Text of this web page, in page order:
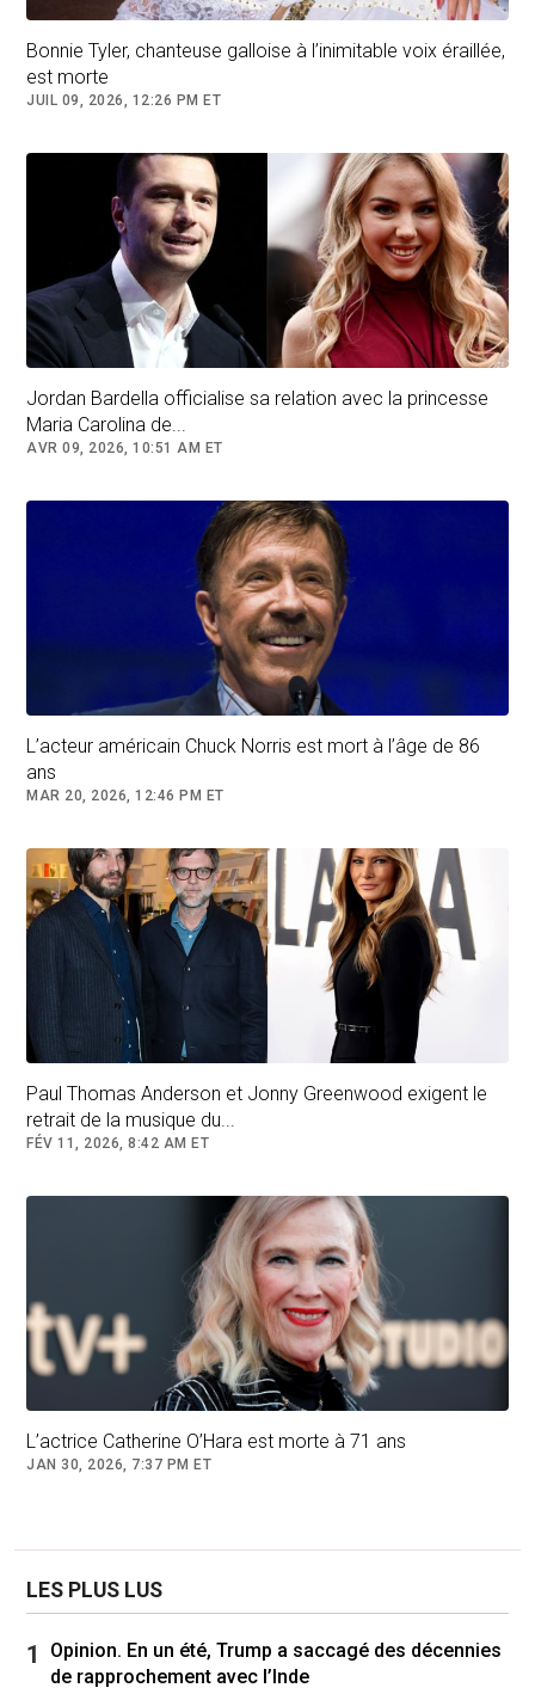
Avec AFP
Follow Celebrites
Bonnie Tyler, chanteuse galloise à l’inimitable voix éraillée,
est morte
JUIL 09, 2026, 12:26 PM ET
Jordan Bardella officialise sa relation avec la princesse
Maria Carolina de...
AVR 09, 2026, 10:51 AM ET
L’acteur américain Chuck Norris est mort à l’âge de 86
ans
MAR 20, 2026, 12:46 PM ET
Paul Thomas Anderson et Jonny Greenwood exigent le
retrait de la musique du...
FÉV 11, 2026, 8:42 AM ET
L’actrice Catherine O’Hara est morte à 71 ans
JAN 30, 2026, 7:37 PM ET
LES PLUS LUS
Opinion. En un été, Trump a saccagé des décennies
de rapprochement avec l’Inde